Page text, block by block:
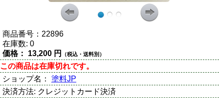
商品番号： 22896
在庫数: 0
価格： 13,200 円 （税込・送料別）
この商品は在庫切れです。
ショップ名： 塗料JP
決済方法: クレジットカード決済